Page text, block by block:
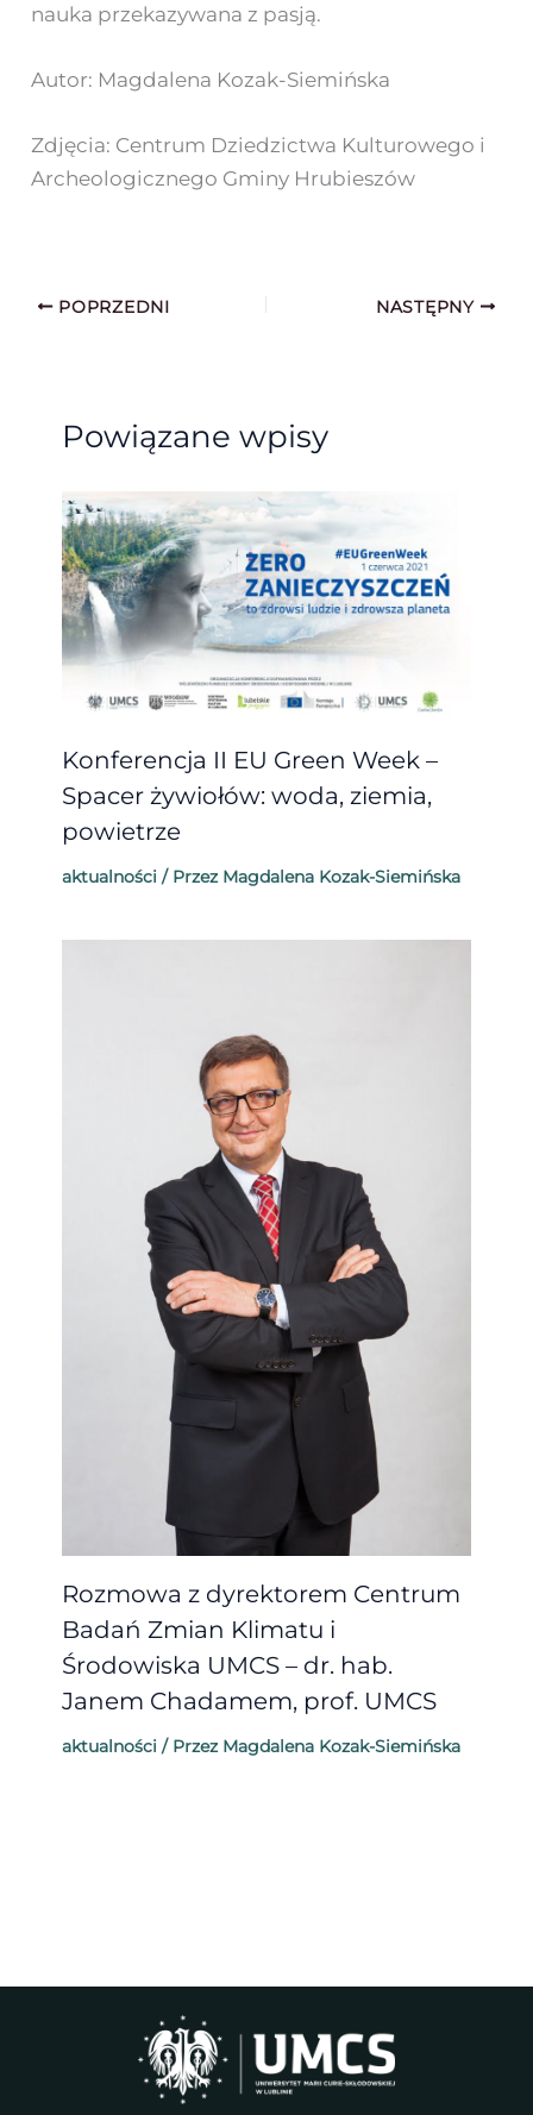
nauka przekazywana z pasją.
Autor: Magdalena Kozak-Siemińska
Zdjęcia: Centrum Dziedzictwa Kulturowego i
Archeologicznego Gminy Hrubieszów
POPRZEDNI NASTĘPNY
Powiązane wpisy
Konferencja II EU Green Week –
Spacer żywiołów: woda, ziemia,
powietrze
aktualności / Przez Magdalena Kozak-Siemińska
Rozmowa z dyrektorem Centrum
Badań Zmian Klimatu i
Środowiska UMCS – dr. hab.
Janem Chadamem, prof. UMCS
aktualności / Przez Magdalena Kozak-Siemińska